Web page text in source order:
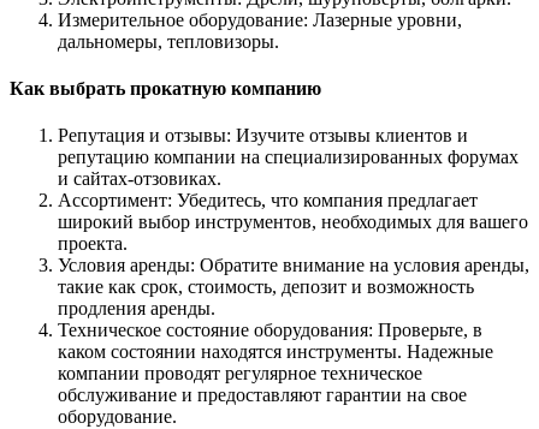
Измерительное оборудование: Лазерные уровни,
дальномеры, тепловизоры.
Как выбрать прокатную компанию
Репутация и отзывы: Изучите отзывы клиентов и
репутацию компании на специализированных форумах
и сайтах-отзовиках.
Ассортимент: Убедитесь, что компания предлагает
широкий выбор инструментов, необходимых для вашего
проекта.
Условия аренды: Обратите внимание на условия аренды,
такие как срок, стоимость, депозит и возможность
продления аренды.
Техническое состояние оборудования: Проверьте, в
каком состоянии находятся инструменты. Надежные
компании проводят регулярное техническое
обслуживание и предоставляют гарантии на свое
оборудование.